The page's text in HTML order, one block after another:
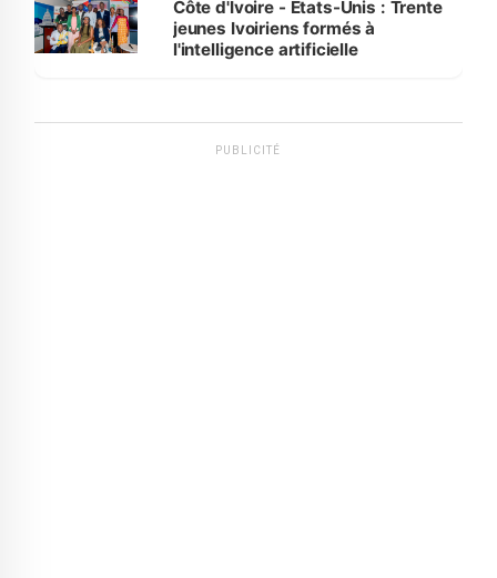
Côte d'Ivoire - Etats-Unis : Trente
jeunes Ivoiriens formés à
l'intelligence artificielle
PUBLICITÉ